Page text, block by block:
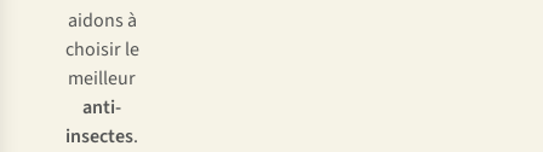
aidons à
choisir le
meilleur
anti-
insectes.